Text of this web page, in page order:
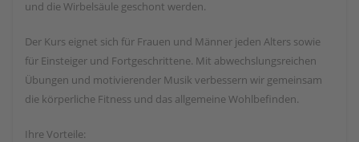
und die Wirbelsäule geschont werden.
Der Kurs eignet sich für Frauen und Männer jeden Alters sowie
für Einsteiger und Fortgeschrittene. Mit abwechslungsreichen
Übungen und motivierender Musik verbessern wir gemeinsam
die körperliche Fitness und das allgemeine Wohlbefinden.
Ihre Vorteile: